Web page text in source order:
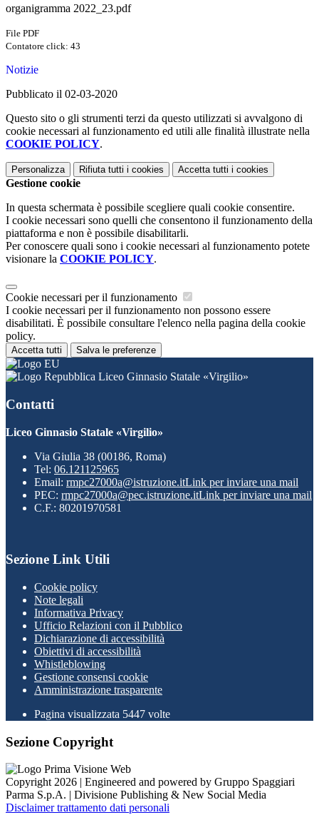
organigramma 2022_23.pdf
File PDF
Contatore click: 43
Notizie
Pubblicato il 02-03-2020
Questo sito o gli strumenti terzi da questo utilizzati si avvalgono di
cookie necessari al funzionamento ed utili alle finalità illustrate nella
COOKIE POLICY.
Personalizza Rifiuta tutti i cookies Accetta tutti i cookies
Gestione cookie
In questa schermata è possibile scegliere quali cookie consentire.
I cookie necessari sono quelli che consentono il funzionamento della
piattaforma e non è possibile disabilitarli.
Per conoscere quali sono i cookie necessari al funzionamento potete
visionare la COOKIE POLICY.
Cookie necessari per il funzionamento
I cookie necessari per il funzionamento non possono essere
disabilitati. È possibile consultare l'elenco nella pagina della cookie
policy.
Accetta tutti Salva le preferenze
Liceo Ginnasio Statale «Virgilio»
Contatti
Liceo Ginnasio Statale «Virgilio»
Via Giulia 38 (00186, Roma)
Tel: 06.121125965
Email: rmpc27000a@istruzione.itLink per inviare una mail
PEC: rmpc27000a@pec.istruzione.itLink per inviare una mail
C.F.: 80201970581
Sezione Link Utili
Cookie policy
Note legali
Informativa Privacy
Ufficio Relazioni con il Pubblico
Dichiarazione di accessibilità
Obiettivi di accessibilità
Whistleblowing
Gestione consensi cookie
Amministrazione trasparente
Pagina visualizzata 5447 volte
Sezione Copyright
Copyright 2026 | Engineered and powered by Gruppo Spaggiari
Parma S.p.A. | Divisione Publishing & New Social Media
Disclaimer trattamento dati personali